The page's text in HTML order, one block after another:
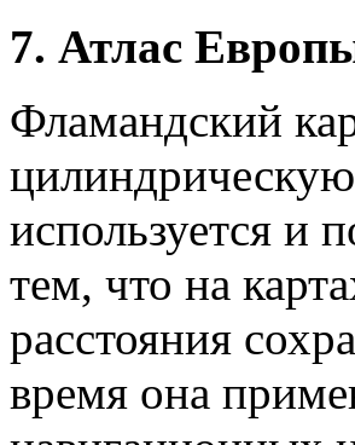
7. Атлас
Фламандский
используется и
тем, что на
расстояния
время она